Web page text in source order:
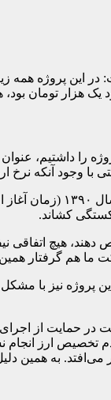
پروژه همه
یک هزار تومان
از اختصاص ارز برای اتمام پروژه
رئیس هیئت مدیره
کشاند.
هیچ
هم گرفتار
نیز با
حمایت از اجرای
تخصیص ارز
به همین